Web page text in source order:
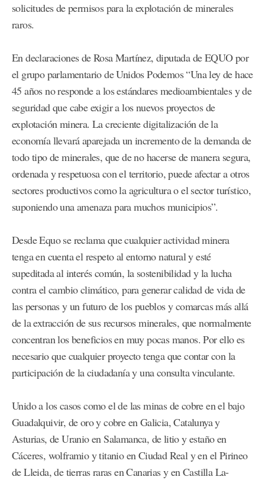
solicitudes de permisos para la explotación de minerales
raros.
En declaraciones de Rosa Martínez, diputada de EQUO por
el grupo parlamentario de Unidos Podemos “Una ley de hace
45 años no responde a los estándares medioambientales y de
seguridad que cabe exigir a los nuevos proyectos de
explotación minera. La creciente digitalización de la
economía llevará aparejada un incremento de la demanda de
todo tipo de minerales, que de no hacerse de manera segura,
ordenada y respetuosa con el territorio, puede afectar a otros
sectores productivos como la agricultura o el sector turístico,
suponiendo una amenaza para muchos municipios”.
Desde Equo se reclama que cualquier actividad minera
tenga en cuenta el respeto al entorno natural y esté
supeditada al interés común, la sostenibilidad y la lucha
contra el cambio climático, para generar calidad de vida de
las personas y un futuro de los pueblos y comarcas más allá
de la extracción de sus recursos minerales, que normalmente
concentran los beneficios en muy pocas manos. Por ello es
necesario que cualquier proyecto tenga que contar con la
participación de la ciudadanía y una consulta vinculante.
Unido a los casos como el de las minas de cobre en el bajo
Guadalquivir, de oro y cobre en Galicia, Catalunya y
Asturias, de Uranio en Salamanca, de litio y estaño en
Cáceres, wolframio y titanio en Ciudad Real y en el Pirineo
de Lleida, de tierras raras en Canarias y en Castilla La-